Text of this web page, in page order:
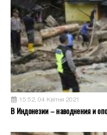
15:52, 04 Квітня 2021
В Индонезии – наводнения и